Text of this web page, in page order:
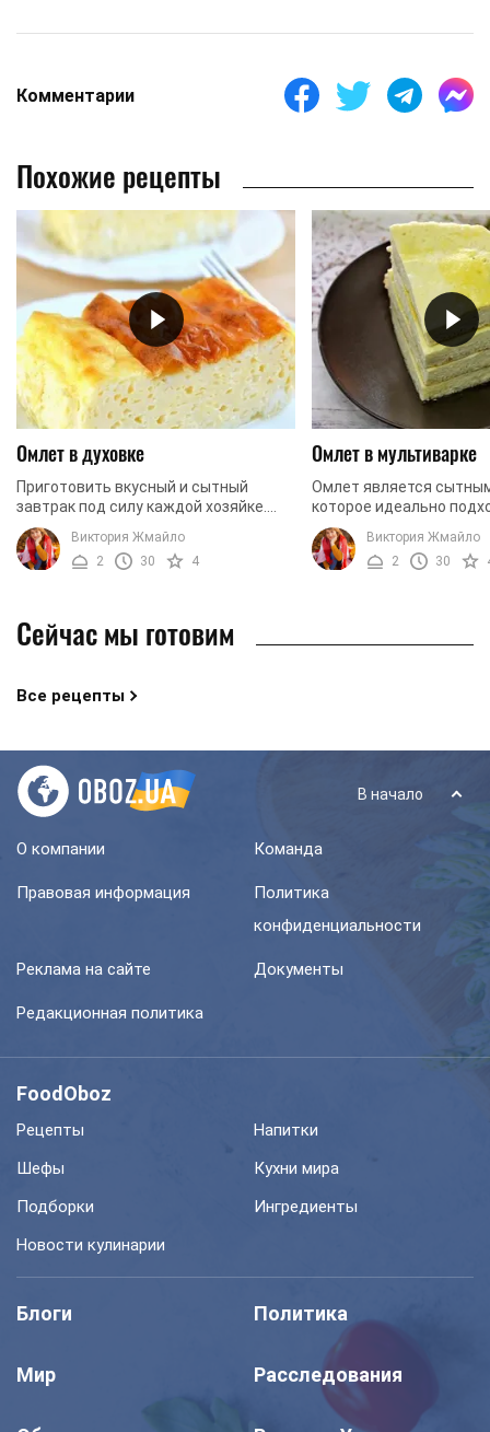
Комментарии
Похожие рецепты
Омлет в духовке
Приготовить вкусный и сытный
завтрак под силу каждой хозяйке.
Предлагаем попробовать омлет в
духовке по нашему рецепту.
Компоненты используются ...
Виктория Жмайло
2
30 4
Омлет в мультиварке
Омлет является
которое идеально
завтрак. Рекомендуем
приготовить данное
мультиварке. Вам не
Виктория Жмайло
2
30
Сейчас мы готовим
Все рецепты
В начало
О компании Команда
Правовая информация
Политика
конфиденциальности
Реклама на сайте Документы
Редакционная политика
FoodOboz
Рецепты
Напитки
Шефы
Кухни мира
Подборки
Ингредиенты
Новости кулинарии
Блоги Политика
Мир Расследования